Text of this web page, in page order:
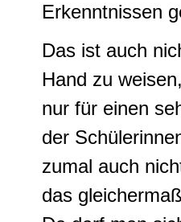
Erkenntnissen
Das ist auch
Hand zu
nur für einen
der
zumal auch
das